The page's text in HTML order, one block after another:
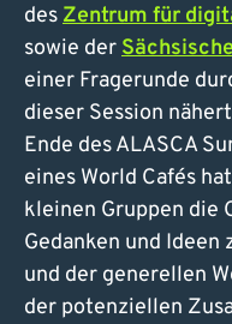
desZentrum für
sowie der
einer Fragerunde
dieser Session
Ende des ALASCA
eines World Cafés
kleinen Gruppen die
Gedanken und
und der generellen
der potenziellen